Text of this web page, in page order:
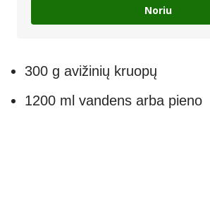
Noriu
300 g avižinių kruopų
1200 ml vandens arba pieno